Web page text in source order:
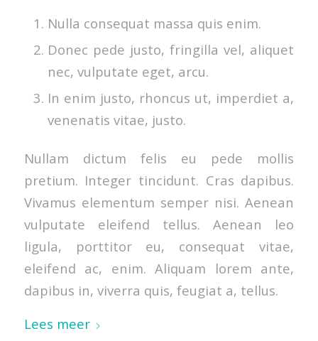
Nulla consequat massa quis enim.
Donec pede justo, fringilla vel, aliquet
nec, vulputate eget, arcu.
In enim justo, rhoncus ut, imperdiet a,
venenatis vitae, justo.
Nullam dictum felis eu pede mollis
pretium. Integer tincidunt. Cras dapibus.
Vivamus elementum semper nisi. Aenean
vulputate eleifend tellus. Aenean leo
ligula, porttitor eu, consequat vitae,
eleifend ac, enim. Aliquam lorem ante,
dapibus in, viverra quis, feugiat a, tellus.
Lees meer